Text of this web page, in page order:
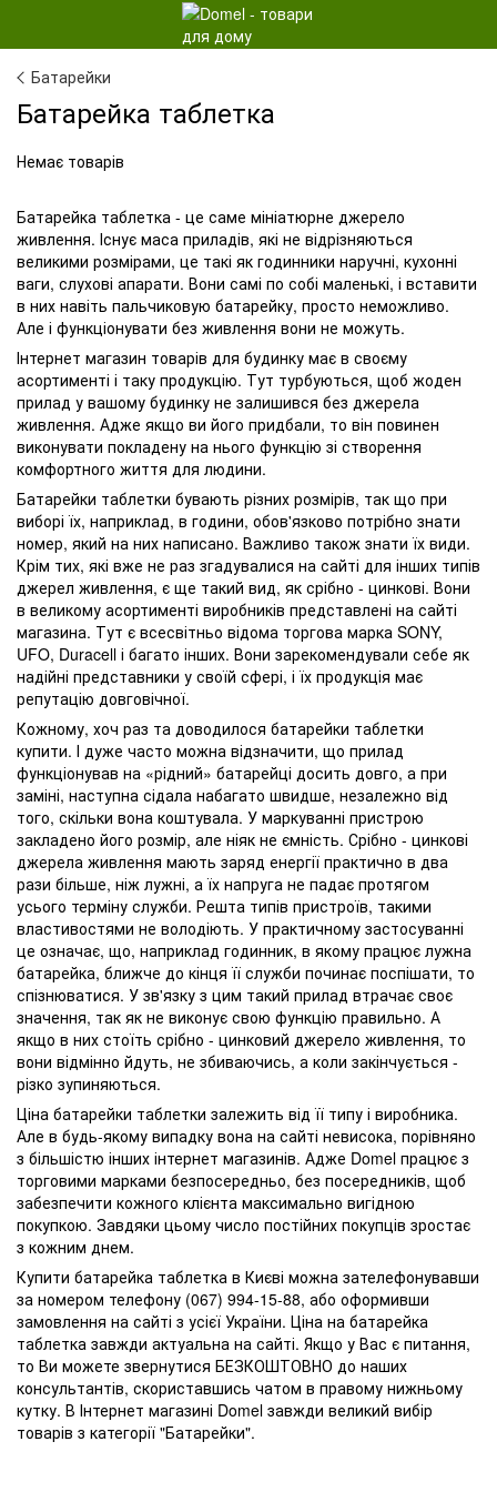
Батарейки
Батарейка таблетка
Немає товарів
Батарейка таблетка - це саме мініатюрне джерело
живлення. Існує маса приладів, які не відрізняються
великими розмірами, це такі як годинники наручні, кухонні
ваги, слухові апарати. Вони самі по собі маленькі, і вставити
в них навіть пальчиковую батарейку, просто неможливо.
Але і функціонувати без живлення вони не можуть.
Інтернет магазин товарів для будинку має в своєму
асортименті і таку продукцію. Тут турбуються, щоб жоден
прилад у вашому будинку не залишився без джерела
живлення. Адже якщо ви його придбали, то він повинен
виконувати покладену на нього функцію зі створення
комфортного життя для людини.
Батарейки таблетки бувають різних розмірів, так що при
виборі їх, наприклад, в години, обов'язково потрібно знати
номер, який на них написано. Важливо також знати їх види.
Крім тих, які вже не раз згадувалися на сайті для інших типів
джерел живлення, є ще такий вид, як срібно - цинкові. Вони
в великому асортименті виробників представлені на сайті
магазина. Тут є всесвітньо відома торгова марка SONY,
UFO, Duracell і багато інших. Вони зарекомендували себе як
надійні представники у своїй сфері, і їх продукція має
репутацію довговічної.
Кожному, хоч раз та доводилося батарейки таблетки
купити. І дуже часто можна відзначити, що прилад
функціонував на «рідний» батарейці досить довго, а при
заміні, наступна сідала набагато швидше, незалежно від
того, скільки вона коштувала. У маркуванні пристрою
закладено його розмір, але ніяк не ємність. Срібно - цинкові
джерела живлення мають заряд енергії практично в два
рази більше, ніж лужні, а їх напруга не падає протягом
усього терміну служби. Решта типів пристроїв, такими
властивостями не володіють. У практичному застосуванні
це означає, що, наприклад годинник, в якому працює лужна
батарейка, ближче до кінця її служби починає поспішати, то
спізнюватися. У зв'язку з цим такий прилад втрачає своє
значення, так як не виконує свою функцію правильно. А
якщо в них стоїть срібно - цинковий джерело живлення, то
вони відмінно йдуть, не збиваючись, а коли закінчується -
різко зупиняються.
Ціна батарейки таблетки залежить від її типу і виробника.
Але в будь-якому випадку вона на сайті невисока, порівняно
з більшістю інших інтернет магазинів. Адже Domel працює з
торговими марками безпосередньо, без посередників, щоб
забезпечити кожного клієнта максимально вигідною
покупкою. Завдяки цьому число постійних покупців зростає
з кожним днем.
Купити батарейка таблетка в Києві можна зателефонувавши
за номером телефону (067) 994-15-88, або оформивши
замовлення на сайті з усієї України. Ціна на батарейка
таблетка завжди актуальна на сайті. Якщо у Вас є питання,
то Ви можете звернутися БЕЗКОШТОВНО до наших
консультантів, скориставшись чатом в правому нижньому
кутку. В Інтернет магазині Domel завжди великий вибір
товарів з категорії "Батарейки".